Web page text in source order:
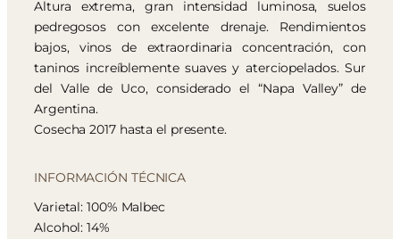
Altura extrema, gran intensidad luminosa, suelos
pedregosos con excelente drenaje. Rendimientos
bajos, vinos de extraordinaria concentración, con
taninos increíblemente suaves y aterciopelados. Sur
del Valle de Uco, considerado el “Napa Valley” de
Argentina.
Cosecha 2017 hasta el presente.
INFORMACIÓN TÉCNICA
Varietal: 100% Malbec
Alcohol: 14%